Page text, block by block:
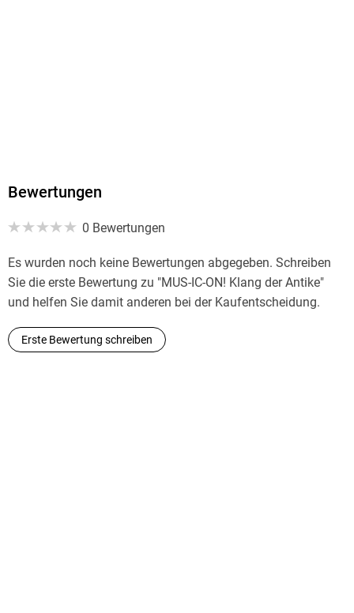
Bewertungen
0 Bewertungen
Es wurden noch keine Bewertungen abgegeben. Schreiben
Sie die erste Bewertung zu "MUS-IC-ON! Klang der Antike"
und helfen Sie damit anderen bei der Kaufentscheidung.
Erste Bewertung schreiben